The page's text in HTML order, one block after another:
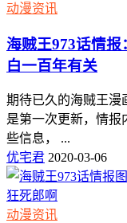
动漫资讯
海贼王973话情
白一百年有关
期待已久的海贼王漫
是第一次更新，情报
些信息， ...
优宅君 2020-03-06
动漫资讯